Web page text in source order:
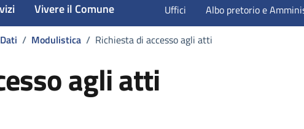
Vivere il Comune Uffici Albo pretorio e
/ Modulistica / Richiesta di accesso agli atti
agli atti